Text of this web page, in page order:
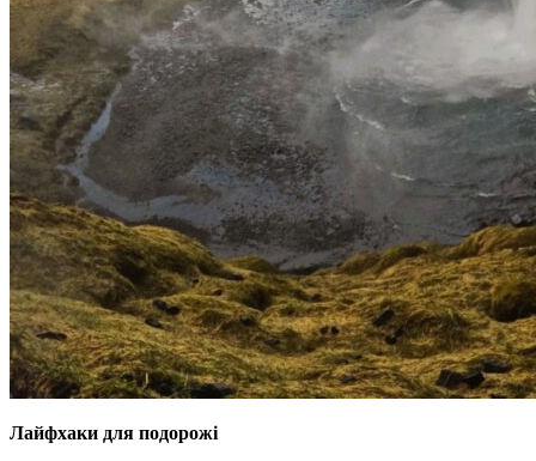
Лайфхаки для подорожі